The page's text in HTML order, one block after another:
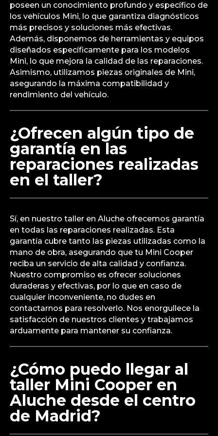
poseen un conocimiento profundo y específico de
los vehículos Mini, lo que garantiza diagnósticos
más precisos y soluciones más efectivas.
Además, disponemos de herramientas y equipos
diseñados específicamente para los modelos
Mini, lo que mejora la calidad de las reparaciones.
Asimismo, utilizamos piezas originales de Mini,
asegurando la máxima compatibilidad y
rendimiento del vehículo.
¿Ofrecen algún tipo de
garantía en las
reparaciones realizadas
en el taller?
Sí, en nuestro taller en Aluche ofrecemos garantía
en todas las reparaciones realizadas. Esta
garantía cubre tanto las piezas utilizadas como la
mano de obra, asegurando que tu Mini Cooper
reciba un servicio de alta calidad y confianza.
Nuestro compromiso es ofrecer soluciones
duraderas y efectivas, por lo que en caso de
cualquier inconveniente, no dudes en
contactarnos para resolverlo. Nos enorgullece la
satisfacción de nuestros clientes y trabajamos
arduamente para mantener su confianza.
¿Cómo puedo llegar al
taller Mini Cooper en
Aluche desde el centro
de Madrid?